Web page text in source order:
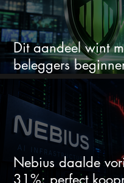
Dit aandeel wint
beleggers
te zien
Nebius daalde
31%: perfect